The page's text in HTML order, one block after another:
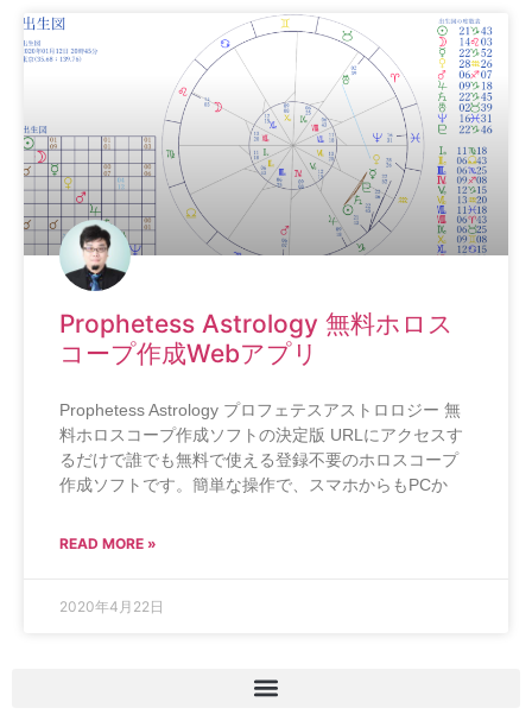
Prophetess Astrology 無料ホロス
コープ作成Webアプリ
Prophetess Astrology プロフェテスアストロロジー 無
料ホロスコープ作成ソフトの決定版 URLにアクセスす
るだけで誰でも無料で使える登録不要のホロスコープ
作成ソフトです。簡単な操作で、スマホからもPCか
READ MORE »
2020年4月22日